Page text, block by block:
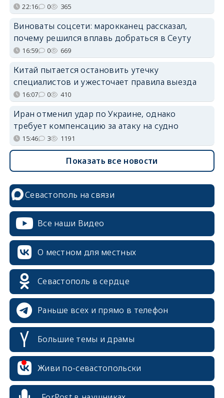
22:16 0 365
Виноваты соцсети: марокканец рассказал,
почему решился вплавь добраться в Сеуту
16:59 0 669
Китай пытается остановить утечку
специалистов и ужесточает правила выезда
16:07 0 410
Иран отменил удар по Украине, однако
требует компенсацию за атаку на судно
15:46 3 1191
Показать все новости
Севастополь на связи
Все наши Видео
О местном для местных
Севастополь в сердце
Раньше всех и прямо в телефон
Большие темы и драмы
Живи по-севастопольски